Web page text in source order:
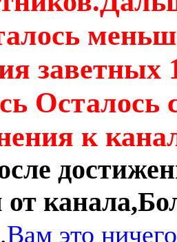
заветных
Осталось
к
от
.Вам это